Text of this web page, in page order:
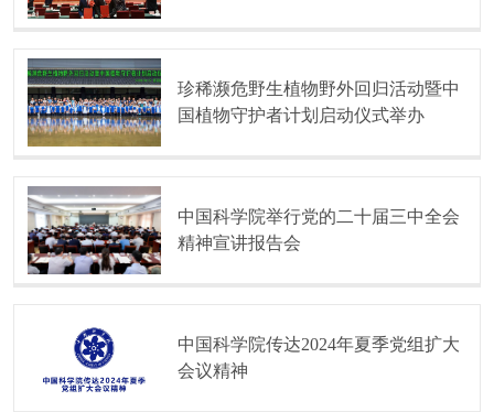
珍稀濒危野生植物野外回归活动暨中
国植物守护者计划启动仪式举办
中国科学院举行党的二十届三中全会
精神宣讲报告会
中国科学院传达2024年夏季党组扩大
会议精神